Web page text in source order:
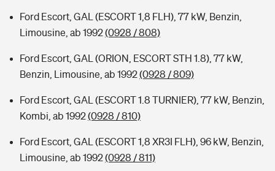
Ford Escort, GAL (ESCORT 1,8 FLH), 77 kW, Benzin,
Limousine, ab 1992(0928 / 808)
Ford Escort, GAL (ORION, ESCORT STH 1.8), 77 kW,
Benzin, Limousine, ab 1992(0928 / 809)
Ford Escort, GAL (ESCORT 1.8 TURNIER), 77 kW, Benzin,
Kombi, ab 1992(0928 / 810)
Ford Escort, GAL (ESCORT 1,8 XR3I FLH), 96 kW, Benzin,
Limousine, ab 1992(0928 / 811)